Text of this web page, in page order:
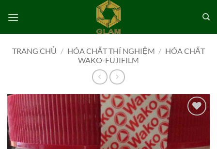
qua
TRANG CHỦ / HÓA CHẤT THÍ NGHIỆM / HÓA CHẤT
WAKO-FUJIFILM